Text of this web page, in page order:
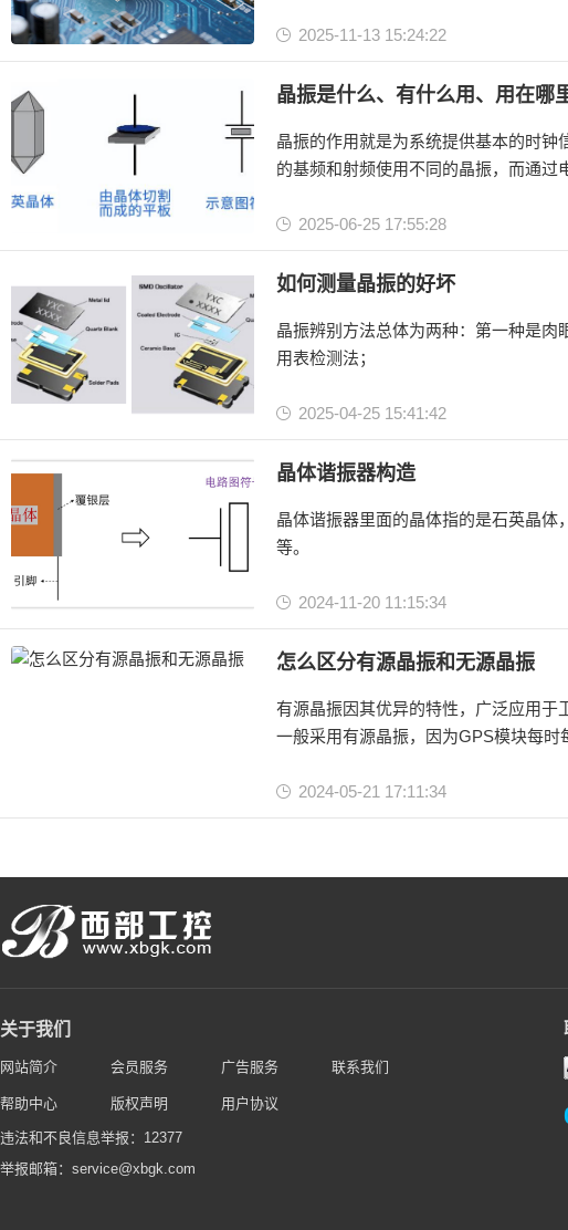
2025-11-13 15:24:22
无源晶振
晶振是什么、有什么用、用在哪
晶振的作用就是为系统提供基本的时
的基频和射频使用不同的晶振，而通过
2025-06-25 17:55:28
温补晶振
如何测量晶振的好坏
晶振辨别方法总体为两种：第一种是
用表检测法；
2025-04-25 15:41:42
有源晶振
晶体谐振器构造
晶体谐振器里面的晶体指的是石英晶体，化学式是二氧化硅SiO2
等。
2024-11-20 11:15:34
无源晶振
怎么区分有源晶振和无源晶振
有源晶振因其优异的特性，广泛应用于
一般采用有源晶振，因为GPS模块每
2024-05-21 17:11:34
关于我们
网站简介 会员服务 广告服务 联系我们
帮助中心 版权声明 用户协议
违法和不良信息举报：12377
举报邮箱：service@xbgk.com